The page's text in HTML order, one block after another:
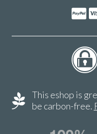
This eshop is
be carbon-free.